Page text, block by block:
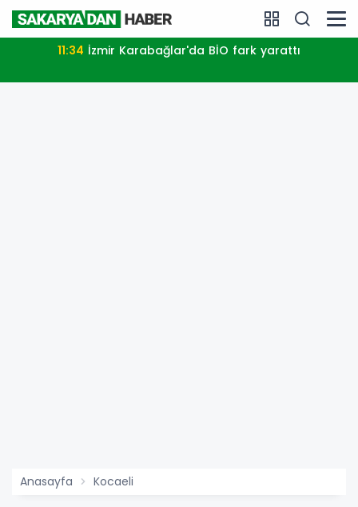
11:34 İzmir Karabağlar'da BİO fark yarattı
Anasayfa Kocaeli